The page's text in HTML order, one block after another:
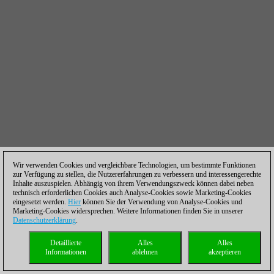
Wir verwenden Cookies und vergleichbare Technologien, um bestimmte Funktionen
zur Verfügung zu stellen, die Nutzererfahrungen zu verbessern und interessengerechte
Inhalte auszuspielen. Abhängig von ihrem Verwendungszweck können dabei neben
technisch erforderlichen Cookies auch Analyse-Cookies sowie Marketing-Cookies
eingesetzt werden. Hier können Sie der Verwendung von Analyse-Cookies und
Marketing-Cookies widersprechen. Weitere Informationen finden Sie in unserer
Datenschutzerklärung.
Alles
akzeptieren
Alles
ablehnen
Detaillierte
Informationen